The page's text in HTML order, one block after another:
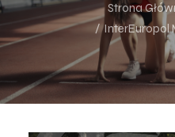
BLOG
KONTAKT
SKLEP
Strona
InterEuropol